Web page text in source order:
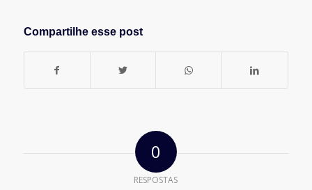
Compartilhe esse post
0
RESPOSTAS